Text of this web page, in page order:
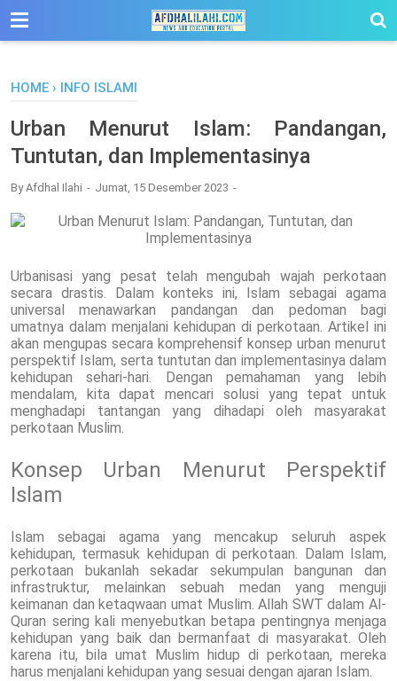
-->
HOME › INFO ISLAMI
Urban Menurut Islam: Pandangan,
Tuntutan, dan Implementasinya
ByAfdhal Ilahi Jumat, 15 Desember 2023
Urbanisasi yang pesat telah mengubah wajah perkotaan
secara drastis. Dalam konteks ini, Islam sebagai agama
universal menawarkan pandangan dan pedoman bagi
umatnya dalam menjalani kehidupan di perkotaan. Artikel ini
akan mengupas secara komprehensif konsep urban menurut
perspektif Islam, serta tuntutan dan implementasinya dalam
kehidupan sehari-hari. Dengan pemahaman yang lebih
mendalam, kita dapat mencari solusi yang tepat untuk
menghadapi tantangan yang dihadapi oleh masyarakat
perkotaan Muslim.
Konsep Urban Menurut Perspektif
Islam
Islam sebagai agama yang mencakup seluruh aspek
kehidupan, termasuk kehidupan di perkotaan. Dalam Islam,
perkotaan bukanlah sekadar sekumpulan bangunan dan
infrastruktur, melainkan sebuah medan yang menguji
keimanan dan ketaqwaan umat Muslim. Allah SWT dalam Al-
Quran sering kali menyebutkan betapa pentingnya menjaga
kehidupan yang baik dan bermanfaat di masyarakat. Oleh
karena itu, bila umat Muslim hidup di perkotaan, mereka
harus menjalani kehidupan yang sesuai dengan ajaran Islam.